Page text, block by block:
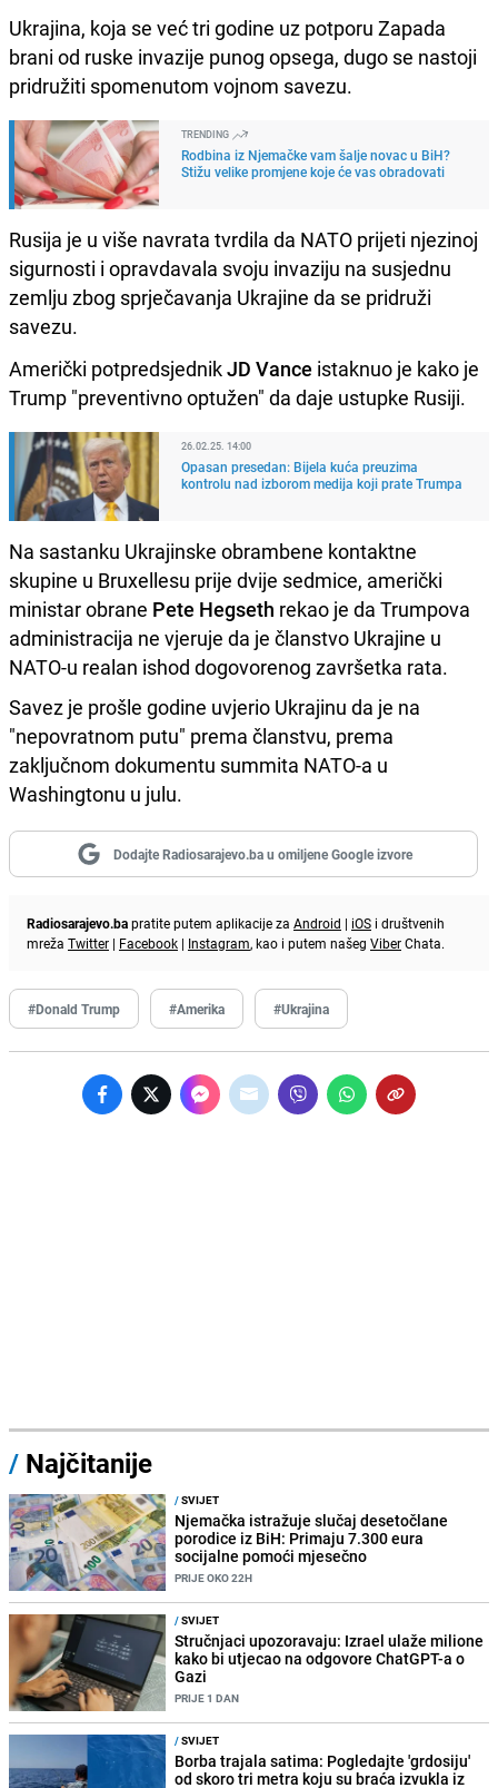
Ukrajina, koja se već tri godine uz potporu Zapada
brani od ruske invazije punog opsega, dugo se nastoji
pridružiti spomenutom vojnom savezu.
TRENDING
Rodbina iz Njemačke vam šalje novac u BiH?
Stižu velike promjene koje će vas obradovati
Rusija je u više navrata tvrdila da NATO prijeti njezinoj
sigurnosti i opravdavala svoju invaziju na susjednu
zemlju zbog sprječavanja Ukrajine da se pridruži
savezu.
Američki potpredsjednikJD Vance istaknuo je kako je
Trump "preventivno optužen" da daje ustupke Rusiji.
26.02.25. 14:00
Opasan presedan: Bijela kuća preuzima
kontrolu nad izborom medija koji prate Trumpa
Na sastanku Ukrajinske obrambene kontaktne
skupine u Bruxellesu prije dvije sedmice, američki
ministar obrane Pete Hegseth rekao je da Trumpova
administracija ne vjeruje da je članstvo Ukrajine u
NATO-u realan ishod dogovorenog završetka rata.
Savez je prošle godine uvjerio Ukrajinu da je na
"nepovratnom putu" prema članstvu, prema
zaključnom dokumentu summita NATO-a u
Washingtonu u julu.
Dodajte Radiosarajevo.ba u omiljene Google izvore
Radiosarajevo.bapratite putem aplikacije za Android | iOS i društvenih
mreža Twitter | Facebook | Instagram, kao i putem našeg ViberChata.
#Donald Trump #Amerika #Ukrajina
/ Najčitanije
/SVIJET
Njemačka istražuje slučaj desetočlane
porodice iz BiH: Primaju 7.300 eura
socijalne pomoći mjesečno
PRIJE OKO 22H
/SVIJET
Stručnjaci upozoravaju: Izrael ulaže milione
kako bi utjecao na odgovore ChatGPT-a o
Gazi
PRIJE 1 DAN
/SVIJET
Borba trajala satima: Pogledajte 'grdosiju'
od skoro tri metra koju su braća izvukla iz